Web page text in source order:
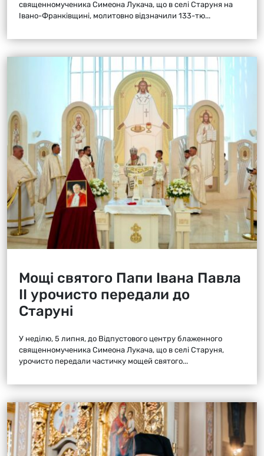
священномученика Симеона Лукача, що в селі Старуня на
Івано-Франківщині, молитовно відзначили 133-тю...
Мощі святого Папи Івана Павла
ІІ урочисто передали до
Старуні
У неділю, 5 липня, до Відпустового центру блаженного
священномученика Симеона Лукача, що в селі Старуня,
урочисто передали частичку мощей святого...